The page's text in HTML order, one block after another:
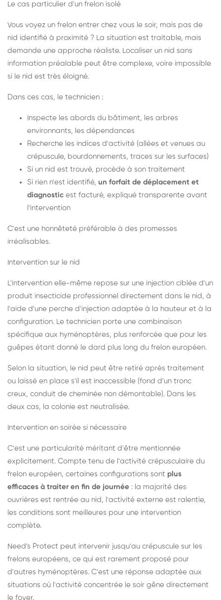
Le cas particulier d'un frelon isolé
Vous voyez un frelon entrer chez vous le soir, mais pas de
nid identifié à proximité ? La situation est traitable, mais
demande une approche réaliste. Localiser un nid sans
information préalable peut être complexe, voire impossible
si le nid est très éloigné.
Dans ces cas, le technicien :
Inspecte les abords du bâtiment, les arbres
environnants, les dépendances
Recherche les indices d'activité (allées et venues au
crépuscule, bourdonnements, traces sur les surfaces)
Si un nid est trouvé, procède à son traitement
Si rien n'est identifié, un forfait de déplacement et
diagnostic est facturé, expliqué transparente avant
l'intervention
C'est une honnêteté préférable à des promesses
irréalisables.
Intervention sur le nid
L'intervention elle-même repose sur une injection ciblée d'un
produit insecticide professionnel directement dans le nid, à
l'aide d'une perche d'injection adaptée à la hauteur et à la
configuration. Le technicien porte une combinaison
spécifique aux hyménoptères, plus renforcée que pour les
guêpes étant donné le dard plus long du frelon européen.
Selon la situation, le nid peut être retiré après traitement
ou laissé en place s'il est inaccessible (fond d'un tronc
creux, conduit de cheminée non démontable). Dans les
deux cas, la colonie est neutralisée.
Intervention en soirée si nécessaire
C'est une particularité méritant d'être mentionnée
explicitement. Compte tenu de l'activité crépusculaire du
frelon européen, certaines configurations sont plus
efficaces à traiter en fin de journée : la majorité des
ouvrières est rentrée au nid, l'activité externe est ralentie,
les conditions sont meilleures pour une intervention
complète.
Need's Protect peut intervenir jusqu'au crépuscule sur les
frelons européens, ce qui est rarement proposé pour
d'autres hyménoptères. C'est une réponse adaptée aux
situations où l'activité concentrée le soir gêne directement
le foyer.